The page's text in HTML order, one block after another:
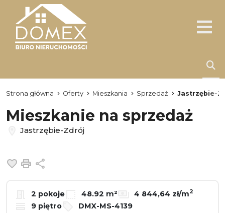
Strona główna Oferty Mieszkania Sprzedaż Jastrzębie-
Mieszkanie na sprzedaż
Jastrzębie-Zdrój
Dodaj do ulubionych
Drukuj
2 pokoje 48.92 m² 4 844,64 zł/m2
9 piętro DMX-MS-4139